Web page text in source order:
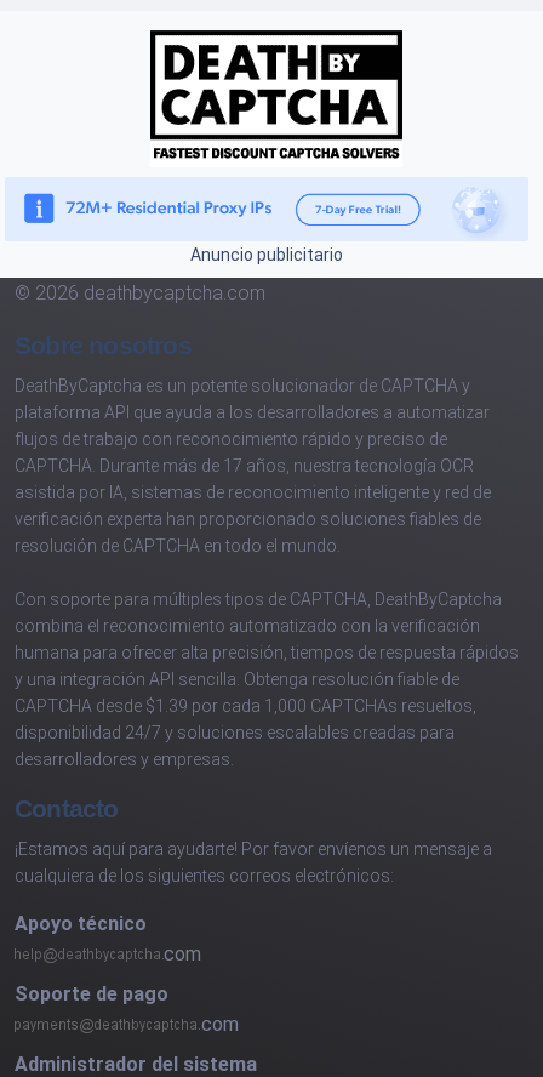
Anuncio publicitario
© 2026 deathbycaptcha.com
Sobre nosotros
DeathByCaptcha es un potente solucionador de CAPTCHA y
plataforma API que ayuda a los desarrolladores a automatizar
flujos de trabajo con reconocimiento rápido y preciso de
CAPTCHA. Durante más de 17 años, nuestra tecnología OCR
asistida por IA, sistemas de reconocimiento inteligente y red de
verificación experta han proporcionado soluciones fiables de
resolución de CAPTCHA en todo el mundo.
Con soporte para múltiples tipos de CAPTCHA, DeathByCaptcha
combina el reconocimiento automatizado con la verificación
humana para ofrecer alta precisión, tiempos de respuesta rápidos
y una integración API sencilla. Obtenga resolución fiable de
CAPTCHA desde $1.39 por cada 1,000 CAPTCHAs resueltos,
disponibilidad 24/7 y soluciones escalables creadas para
desarrolladores y empresas.
Contacto
¡Estamos aquí para ayudarte! Por favor envíenos un mensaje a
cualquiera de los siguientes correos electrónicos:
Apoyo técnico
com
Soporte de pago
com
Administrador del sistema